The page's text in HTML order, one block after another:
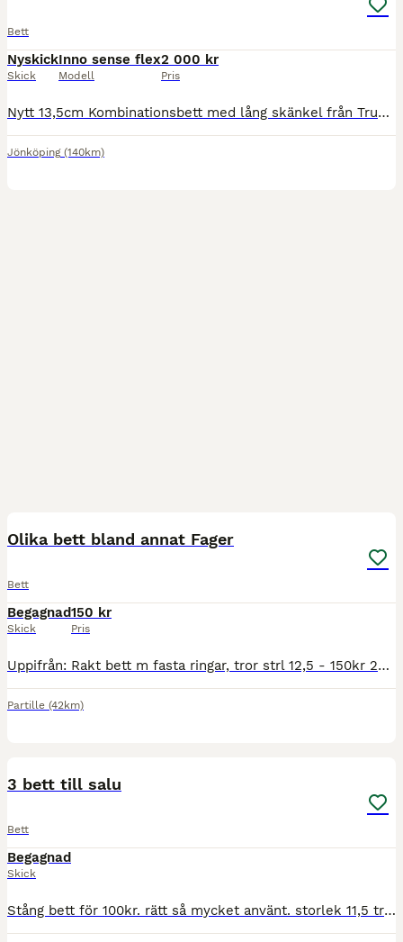
Bett
Nyskick
Skick
Inno sense flex
Modell
2 000 kr
Pris
Nytt 13,5cm Kombinationsbett med lång skänkel från Trust Equestrian. Rak mundel i Flexi Soft (mjukt plastmaterial med metallkärna som garanterar att bettet inte kan gå helt av). Nypris 2999kr
Jönköping (140km)
Olika bett bland annat Fager
Bett
Begagnad
Skick
150 kr
Pris
Uppifrån: Rakt bett m fasta ringar, tror strl 12,5 - 150kr 2-delat från Fager m lock-up, fasta ringar, strl 12,5 - SÅLT 3-delat baby fulmer sötmalm från Fager i strl 12,5 - SÅLT 3-delat D-ringsbett i
Partille (42km)
3 bett till salu
Bett
Begagnad
Skick
Stång bett för 100kr. rätt så mycket använt. storlek 11,5 tror jag ej helt säker Tedelat bett för 250kr. knappt använt. Storlek 13,5 Kimberlwick för 350kr. ej använt så mycket. Storlek 12,5 Skic